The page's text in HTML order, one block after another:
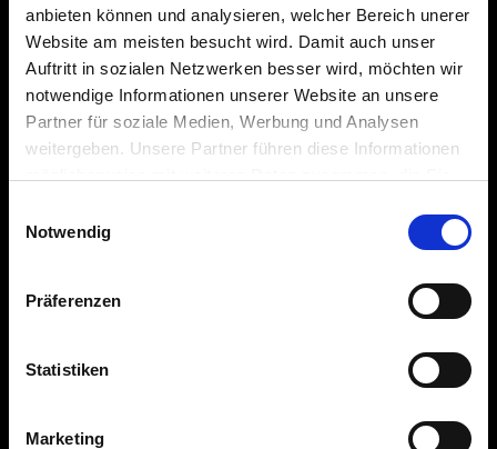
anbieten können und analysieren, welcher Bereich unerer
Website am meisten besucht wird. Damit auch unser
Auftritt in sozialen Netzwerken besser wird, möchten wir
notwendige Informationen unserer Website an unsere
Partner für soziale Medien, Werbung und Analysen
weitergeben. Unsere Partner führen diese Informationen
Nutzung der Dienste gesammelt haben.
Notwendig
Präferenzen
Statistiken
Marketing
#Maschinenbau
#Transport-und-Logistik
#Aluminiumgehäuse
ABMESSUNGEN (LXBXH)
1 %